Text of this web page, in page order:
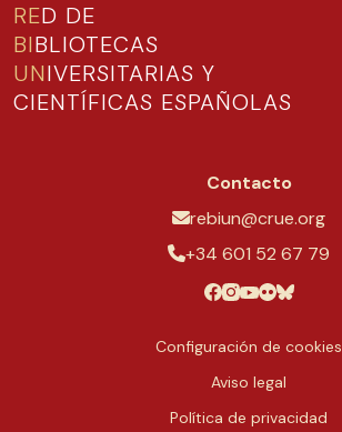
RED DE
BIBLIOTECAS
UNIVERSITARIAS Y
CIENTÍFICAS ESPAÑOLAS
Contacto
rebiun@crue.org
+34 601 52 67 79
Configuración de cookies
Aviso legal
Política de privacidad